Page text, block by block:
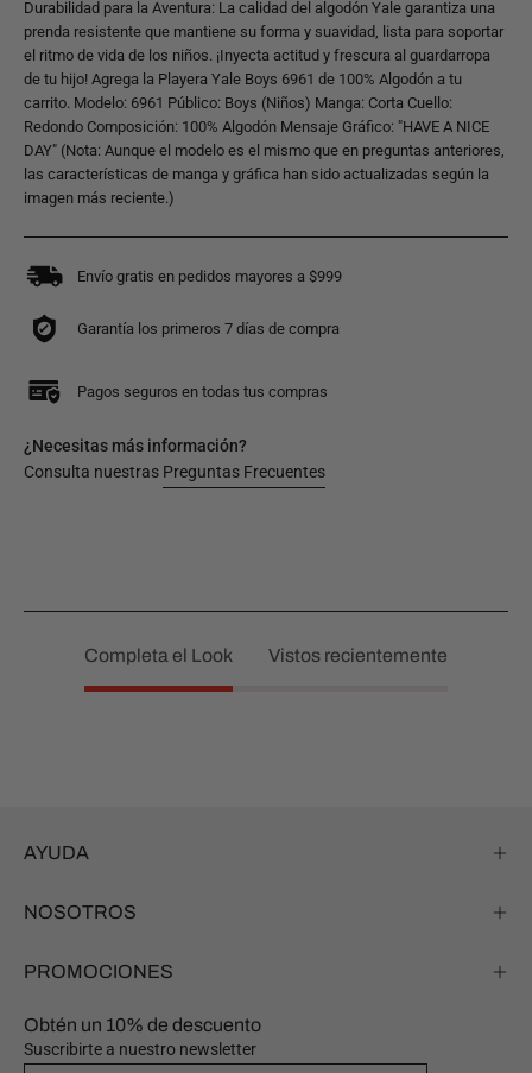
Durabilidad para la Aventura: La calidad del algodón Yale garantiza una
prenda resistente que mantiene su forma y suavidad, lista para soportar
el ritmo de vida de los niños. ¡Inyecta actitud y frescura al guardarropa
de tu hijo! Agrega la Playera Yale Boys 6961 de 100% Algodón a tu
carrito. Modelo: 6961 Público: Boys (Niños) Manga: Corta Cuello:
Redondo Composición: 100% Algodón Mensaje Gráfico: "HAVE A NICE
DAY" (Nota: Aunque el modelo es el mismo que en preguntas anteriores,
las características de manga y gráfica han sido actualizadas según la
imagen más reciente.)
Envío gratis en pedidos mayores a $999
Garantía los primeros 7 días de compra
Pagos seguros en todas tus compras
¿Necesitas más información?
Consulta nuestras Preguntas Frecuentes
Completa el Look Vistos recientemente
AYUDA
NOSOTROS
PROMOCIONES
Obtén un 10% de descuento
Suscribirte a nuestro newsletter